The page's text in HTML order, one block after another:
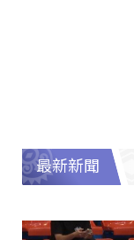
最新新聞